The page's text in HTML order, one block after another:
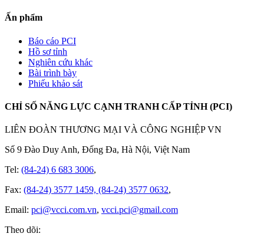
Ấn phẩm
Báo cáo PCI
Hồ sơ tỉnh
Nghiên cứu khác
Bài trình bày
Phiếu khảo sát
CHỈ SỐ NĂNG LỰC CẠNH TRANH CẤP TỈNH (PCI)
LIÊN ĐOÀN THƯƠNG MẠI VÀ CÔNG NGHIỆP VN
Số 9 Đào Duy Anh, Đống Đa, Hà Nội, Việt Nam
Tel: (84-24) 6 683 3006,
Fax: (84-24) 3577 1459, (84-24) 3577 0632,
Email: pci@vcci.com.vn, vcci.pci@gmail.com
Theo dõi: